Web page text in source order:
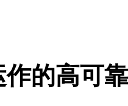
作的高可